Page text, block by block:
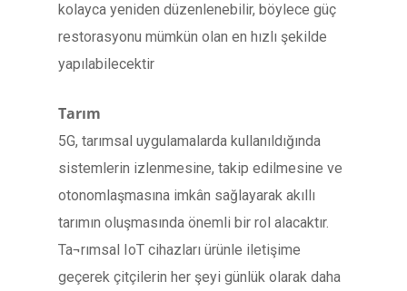
kolayca yeniden düzenlenebilir, böylece güç
restorasyonu mümkün olan en hızlı şekilde
yapılabilecektir
Tarım
5G, tarımsal uygulamalarda kullanıldığında
sistemlerin izlenmesine, takip edilmesine ve
otonomlaşmasına imkân sağlayarak akıllı
tarımın oluşmasında önemli bir rol alacaktır.
Ta¬rımsal IoT cihazları ürünle iletişime
geçerek çitçilerin her şeyi günlük olarak daha